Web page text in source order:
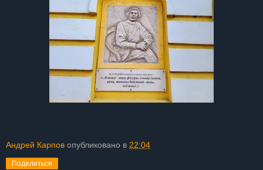
Андрей Карпов опубликовано в 22:04
Поделиться